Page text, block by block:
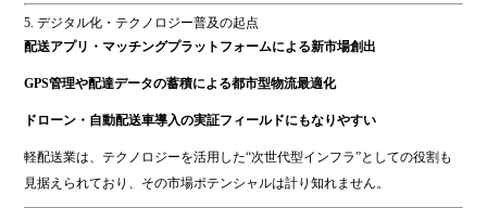
5. デジタル化・テクノロジー普及の起点
配送アプリ・マッチングプラットフォームによる新市場創出
GPS管理や配達データの蓄積による都市型物流最適化
ドローン・自動配送車導入の実証フィールドにもなりやすい
軽配送業は、テクノロジーを活用した“次世代型インフラ”としての役割も
見据えられており、その市場ポテンシャルは計り知れません。